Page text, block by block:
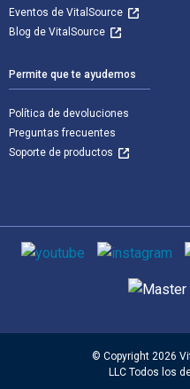
Eventos de VitalSource
Blog de VitalSource
Permite que te ayudemos
Política de devoluciones
Preguntas frecuentes
Soporte de productos
Medios de comunicación
Métodos de pago admitidos
© Copyright 2026
LLC Todos los